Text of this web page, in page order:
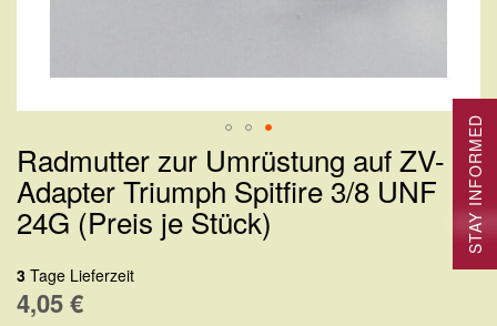
Zum
Anfang
der
springen
Radmutter zur Umrüstung auf ZV-
Adapter Triumph Spitfire 3/8 UNF
24G (Preis je Stück)
3 Tage Lieferzeit
4,05 €
STAY INFORMED